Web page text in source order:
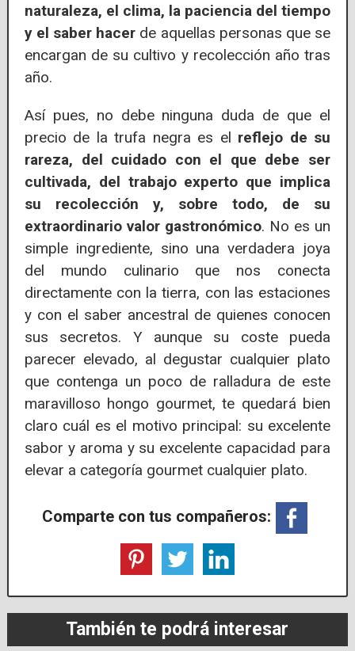
naturaleza, el clima, la paciencia del tiempo
y el saber hacer de aquellas personas que se
encargan de su cultivo y recolección año tras
año.
Así pues, no debe ninguna duda de que el
precio de la trufa negra es el reflejo de su
rareza, del cuidado con el que debe ser
cultivada, del trabajo experto que implica
su recolección y, sobre todo, de su
extraordinario valor gastronómico. No es un
simple ingrediente, sino una verdadera joya
del mundo culinario que nos conecta
directamente con la tierra, con las estaciones
y con el saber ancestral de quienes conocen
sus secretos. Y aunque su coste pueda
parecer elevado, al degustar cualquier plato
que contenga un poco de ralladura de este
maravilloso hongo gourmet, te quedará bien
claro cuál es el motivo principal: su excelente
sabor y aroma y su excelente capacidad para
elevar a categoría gourmet cualquier plato.
Comparte con tus compañeros:
También te podrá interesar